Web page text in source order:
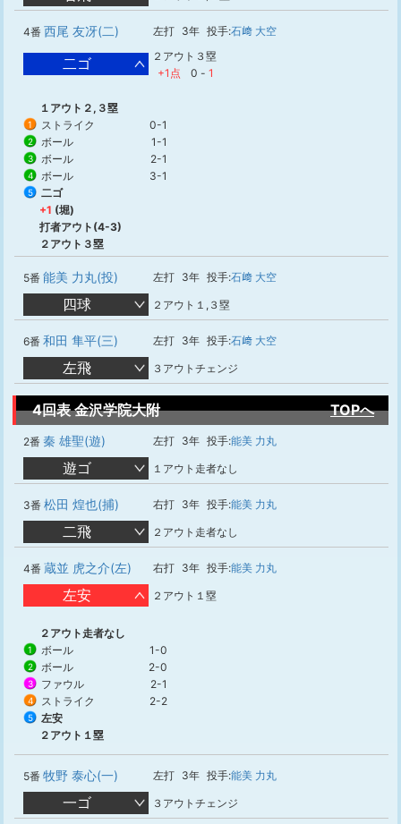
4番 西尾 友冴(二) 左打 3年 投手:石﨑 大空
二ゴ
２アウト３塁
+1点
0 - 1
１アウト２,３塁
1 ストライク 0-1
2 ボール 1-1
3 ボール 2-1
4 ボール 3-1
5
二ゴ
+1 (堀)
打者アウト(4-3)
２アウト３塁
5番 能美 力丸(投) 左打 3年 投手:石﨑 大空
四球 ２アウト１,３塁
6番 和田 隼平(三) 左打 3年 投手:石﨑 大空
左飛 ３アウトチェンジ
4回表 金沢学院大附 TOPへ
2番 秦 雄聖(遊) 左打 3年 投手:能美 力丸
遊ゴ １アウト走者なし
3番 松田 煌也(捕) 右打 3年 投手:能美 力丸
二飛 ２アウト走者なし
4番 蔵並 虎之介(左) 右打 3年 投手:能美 力丸
左安 ２アウト１塁
２アウト走者なし
1 ボール 1-0
2 ボール 2-0
3 ファウル 2-1
4 ストライク 2-2
5
左安
２アウト１塁
5番 牧野 泰心(一) 左打 3年 投手:能美 力丸
一ゴ ３アウトチェンジ